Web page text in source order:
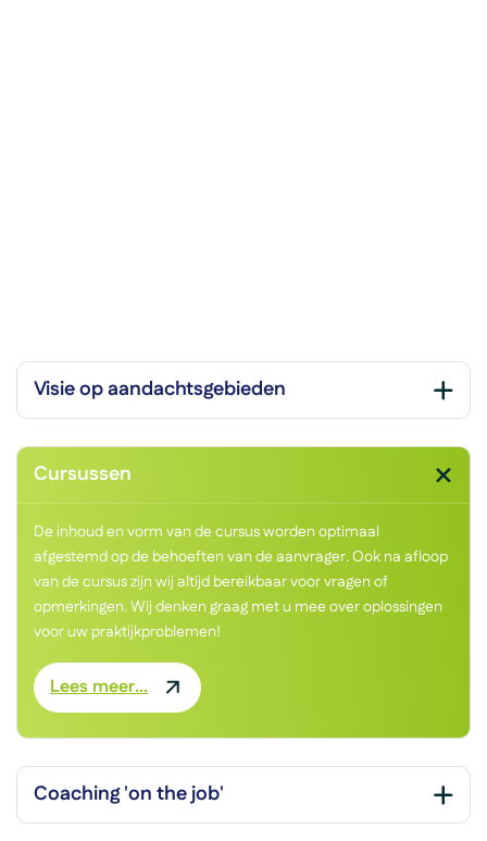
Visie op aandachtsgebieden
Cursussen
De inhoud en vorm van de cursus worden optimaal
afgestemd op de behoeften van de aanvrager. Ook na afloop
van de cursus zijn wij altijd bereikbaar voor vragen of
opmerkingen. Wij denken graag met u mee over oplossingen
voor uw praktijkproblemen!
Lees meer...
Coaching 'on the job'